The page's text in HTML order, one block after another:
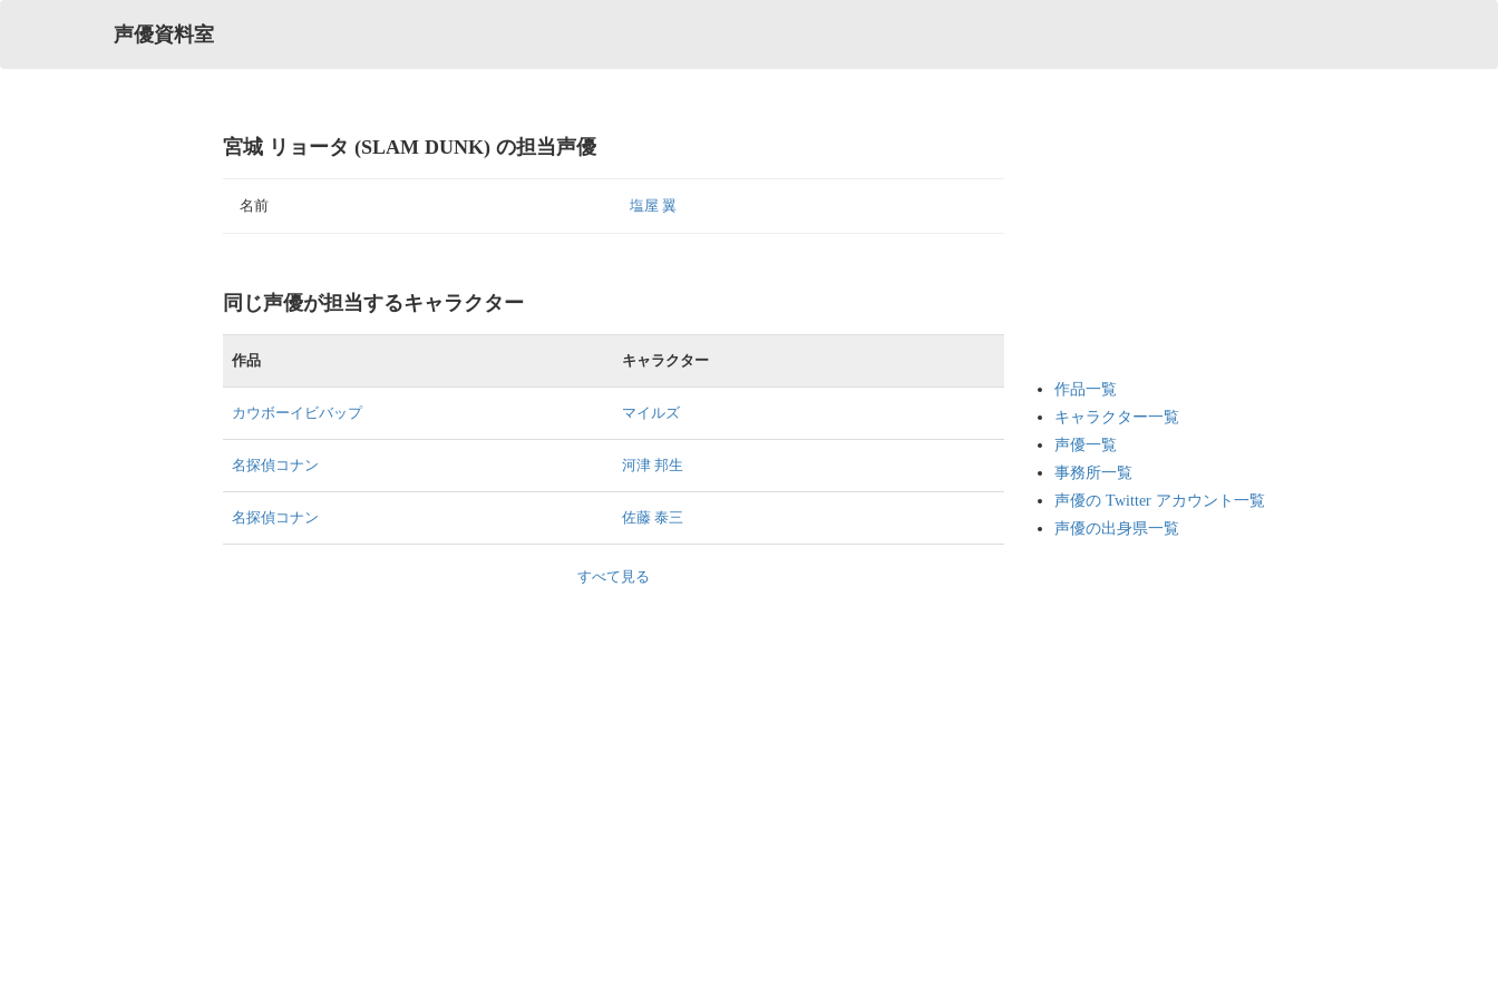
声優資料室
宮城 リョータ (SLAM DUNK) の担当声優
名前 塩屋 翼
同じ声優が担当するキャラクター
作品 キャラクター
カウボーイビバップ マイルズ
名探偵コナン 河津 邦生
名探偵コナン 佐藤 泰三
すべて見る
作品一覧
キャラクター一覧
声優一覧
事務所一覧
声優の Twitter アカウント一覧
声優の出身県一覧